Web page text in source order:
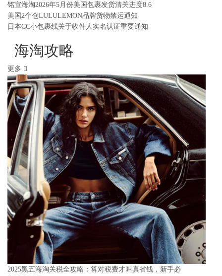
铭宣海淘2026年5月份美国包裹发货清关进度8.6
美国2个仓LULULEMON品牌货物禁运通知
日本CC小包裹线关于收件人实名认证重要通知
海淘攻略
更多
2025黑五海淘关税全攻略：算对税费才叫真省钱，新手必